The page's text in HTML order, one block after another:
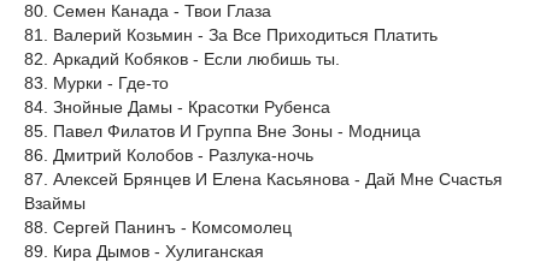
80. Семен Канада - Твои Глаза
81. Валерий Козьмин - За Все Приходиться Платить
82. Аркадий Кобяков - Если любишь ты.
83. Мурки - Где-то
84. Знойные Дамы - Красотки Рубенса
85. Павел Филатов И Группа Вне Зоны - Модница
86. Дмитрий Колобов - Разлука-ночь
87. Алексей Брянцев И Елена Касьянова - Дай Мне Счастья
Взаймы
88. Сергей Панинъ - Комсомолец
89. Кира Дымов - Хулиганская